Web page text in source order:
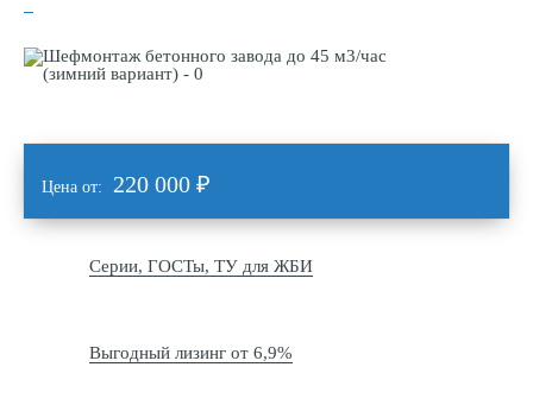
Цена от: 220 000 ₽
Серии, ГОСТы, ТУ для ЖБИ
Выгодный лизинг от 6,9%